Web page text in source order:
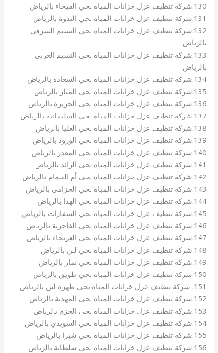
130.شركة تنظيف عزل خزانات المياه بحي الفيحاء بالرياض
131.شركة تنظيف عزل خزانات المياه بحي الندوة بالرياض
132.شركة تنظيف عزل خزانات المياه بحي النسيم الشرقي
بالرياض
133.شركة تنظيف عزل خزانات المياه بحي النسيم الغربي
بالرياض
134.شركة تنظيف عزل خزانات المياه بحي السعادة بالرياض
135.شركة تنظيف عزل خزانات المياه بحي المنار بالرياض
136.شركة تنظيف عزل خزانات المياه بحي الجزيرة بالرياض
137.شركة تنظيف عزل خزانات المياه بحي السليمانية بالرياض
138.شركة تنظيف عزل خزانات المياه بحي العليا بالرياض
139.شركة تنظيف عزل خزانات المياه بحي الورود بالرياض
140.شركة تنظيف عزل خزانات المياه بحي المعذر بالرياض
141.شركة تنظيف عزل خزانات المياه بحي الرائد بالرياض
142.شركة تنظيف عزل خزانات المياه بحي أم الحمام بالرياض
143.شركة تنظيف عزل خزانات المياه بحي الخزامى بالرياض
144.شركة تنظيف عزل خزانات المياه بحي الهدا بالرياض
145.شركة تنظيف عزل خزانات المياه بحي السفارات بالرياض
146.شركة تنظيف عزل خزانات المياه بحي الفاخرية بالرياض
147.شركة تنظيف عزل خزانات المياه بحي العريجاء بالرياض
148.شركة تنظيف عزل خزانات المياه بحي لبن بالرياض
149.شركة تنظيف عزل خزانات المياه بحي نمار بالرياض
150.شركة تنظيف عزل خزانات المياه بحي طويق بالرياض
151. شركة تنظيف عزل خزانات المياه بحي ظهرة لبن بالرياض
152.شركة تنظيف عزل خزانات المياه بحي المهدية بالرياض
153.شركة تنظيف عزل خزانات المياه بحي الحزم بالرياض
154.شركة تنظيف عزل خزانات المياه بحي السويدي بالرياض
155.شركة تنظيف عزل خزانات المياه بحي شبرا بالرياض
156.شركة تنظيف عزل خزانات المياه بحي سلطانة بالرياض